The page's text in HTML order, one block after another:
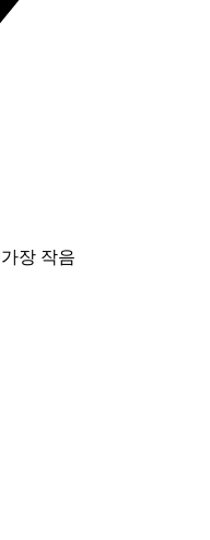
장 작음